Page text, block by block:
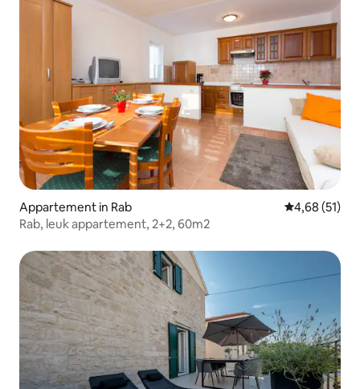
Appartement in Rab Gemiddelde
4,68 (51)
Rab, leuk appartement, 2+2, 60m2